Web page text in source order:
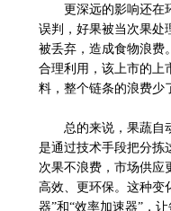
更深远的影响还在
误判，好果被当次果处
被丢弃，造成食物浪费
合理利用，该上市的上
料，整个链条的浪费少
总的来说，果蔬自
是通过技术手段把分拣
次果不浪费，市场供应
高效、更环保。这种变
器”和“效率加速器”，